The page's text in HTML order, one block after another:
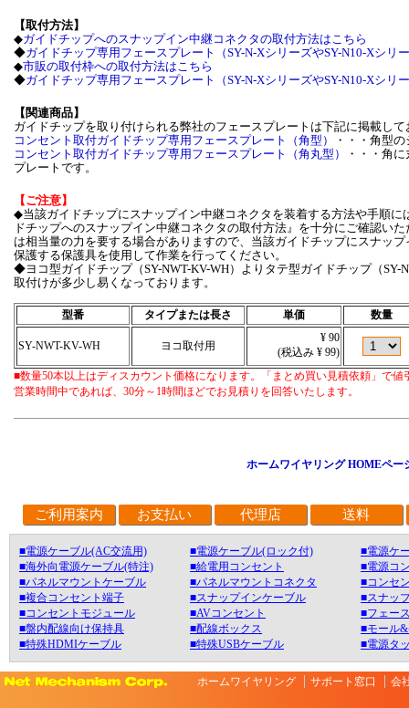
【取付方法】
◆ガイドチップへのスナップイン中継コネクタの取付方法はこちら
◆ガイドチップ専用フェースプレート（SY-N-XシリーズやSY-N10-Xシリ
◆市販の取付枠への取付方法はこちら
◆ガイドチップ専用フェースプレート（SY-N-XシリーズやSY-N10-Xシリ
【関連商品】
ガイドチップを取り付けられる弊社のフェースプレートは下記に掲載して
コンセント取付ガイドチップ専用フェースプレート（角型）
・・・角型
コンセント取付ガイドチップ専用フェースプレート（角丸型）
・・・角
プレートです。
【ご注意】
◆当該ガイドチップにスナップイン中継コネクタを装着する方法や手順
ドチップへのスナップイン中継コネクタの取付方法』を十分にご確認い
は相当量の力を要する場合がありますので、当該ガイドチップにスナッ
保護する保護具を使用して作業を行ってください。
◆ヨコ型ガイドチップ（SY-NWT-KV-WH）よりタテ型ガイドチップ（SY-
取付けが多少し易くなっております。
型番 タイプまたは長さ 単価 数量
SY-NWT-KV-WH ヨコ取付用
¥ 90
(税込み ¥ 99)
■数量50本以上はディスカウント価格になります。「まとめ買い見積依頼」で値
営業時間中であれば、30分～1時間ほどでお見積りを回答いたします。
ホームワイヤリング HOMEペー
ご利用案内 お支払い 代理店 送料
■電源ケーブル(AC交流用) ■電源ケーブル(ロック付)
■電源ケ
■海外向電源ケーブル(特注)
■給電用コンセント
■電源コ
■パネルマウントケーブル
■パネルマウントコネクタ
■コンセ
■複合コンセント端子
■スナップインケーブル
■スナッ
■コンセントモジュール
■AVコンセント
■フェー
■盤内配線向け保持具
■配線ボックス
■モール
■特殊HDMIケーブル
■特殊USBケーブル ■電源タ
ホームワイヤリング サポート窓口 会